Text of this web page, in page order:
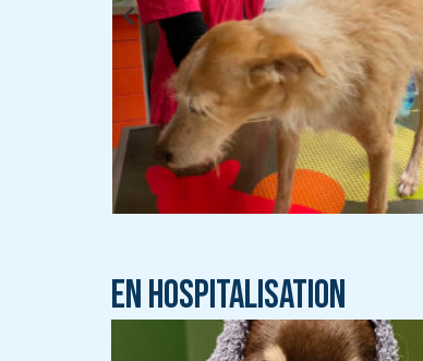
En hospitalisation